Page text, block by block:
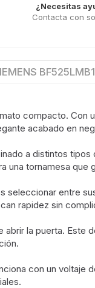
¿Necesitas
Contacta con
BF525LMB1
compacto.
acabado en
a distintos
tornamesa que
seleccionar entre
rapidez sin
la puerta.
con un voltaje